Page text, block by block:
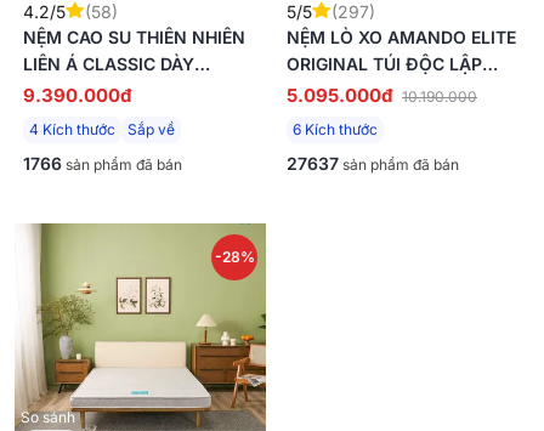
4.2/5
(58)
NỆM CAO SU THIÊN NHIÊN
LIÊN Á CLASSIC DÀY
5/10CM
9.390.000đ
4 Kích thước Sắp về
1766 sản phẩm đã bán
5/5
(297)
NỆM LÒ XO AMANDO ELITE
ORIGINAL TÚI ĐỘC LẬP
TIÊU CHUẨN KHÁCH SẠN 5
5.095.000đ 10.190.000
6 Kích thước
27637 sản phẩm đã bán
So sánh
-28%